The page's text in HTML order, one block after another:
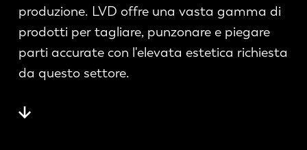
produzione. LVD offre una vasta gamma di
prodotti per tagliare, punzonare e piegare
parti accurate con l'elevata estetica richiesta
da questo settore.
SERVIZIO CLIENTI
SU LVD
Notizie
Storie di clienti